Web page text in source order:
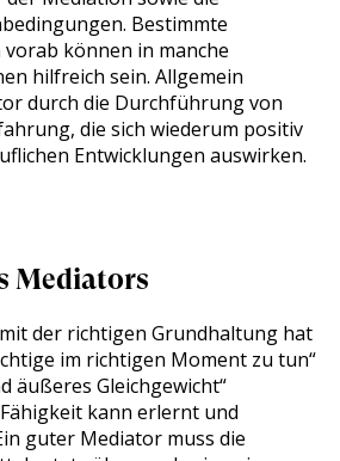
Bestimmte
können in manche
hilfreich sein. Allgemein
durch die Durchführung von
die sich wiederum positiv
Entwicklungen auswirken.
Mediators
der richtigen Grundhaltung hat
im richtigen Moment zu tun“
äußeres Gleichgewicht“
kann erlernt und
guter Mediator muss die